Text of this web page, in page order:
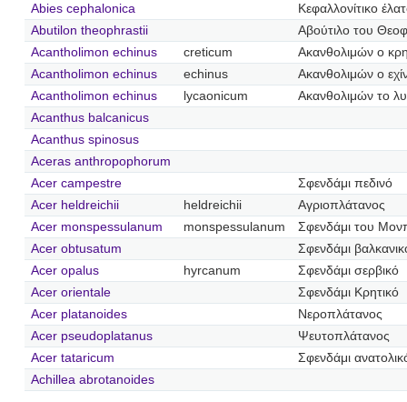
Abies cephalonica
Κεφαλλονίτικο
Abutilon theophrastii
Αβούτιλο του
Acantholimon echinus
creticum
Ακανθολιμών ο
Acantholimon echinus
echinus
Ακανθολιμών ο
Acantholimon echinus
lycaonicum
Ακανθολιμών το
Acanthus balcanicus
Acanthus spinosus
Aceras anthropophorum
Acer campestre
Σφενδάμι πεδινό
Acer heldreichii
heldreichii
Αγριοπλάτανος
Acer monspessulanum
monspessulanum
Σφενδάμι του
Acer obtusatum
Σφενδάμι
Acer opalus
hyrcanum
Σφενδάμι σερβικό
Acer orientale
Σφενδάμι Κρητικό
Acer platanoides
Νεροπλάτανος
Acer pseudoplatanus
Ψευτοπλάτανος
Acer tataricum
Σφενδάμι
Achillea abrotanoides